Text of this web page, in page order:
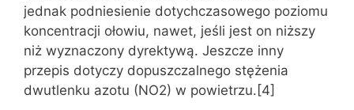
jednak podniesienie dotychczasowego poziomu
koncentracji ołowiu, nawet, jeśli jest on niższy
niż wyznaczony dyrektywą. Jeszcze inny
przepis dotyczy dopuszczalnego stężenia
dwutlenku azotu (NO2) w powietrzu.[4]